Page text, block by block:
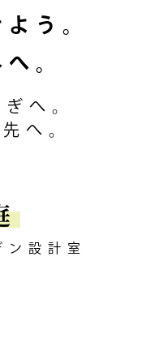
う。
。
へ。
へ。
設計室